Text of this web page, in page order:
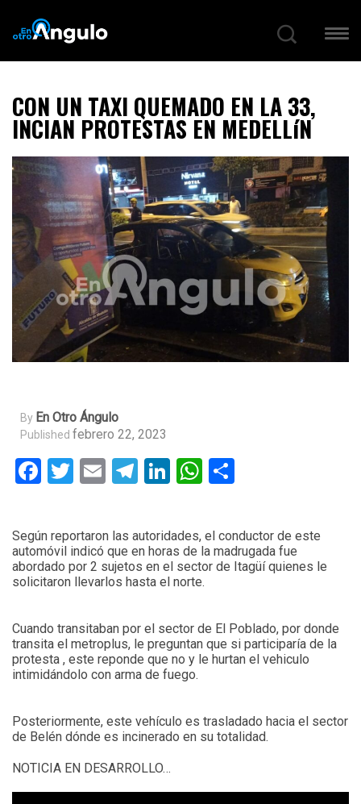
CON UN TAXI QUEMADO EN LA 33,
INCIAN PROTESTAS EN MEDELLíN
By En Otro Ángulo
Published febrero 22, 2023
Facebook
Twitter
EmailTelegram
LinkedIn
WhatsApp
Según reportaron las autoridades, el conductor de este
automóvil indicó que en horas de la madrugada fue
abordado por 2 sujetos en el sector de Itagüí quienes le
solicitaron llevarlos hasta el norte.
Cuando transitaban por el sector de El Poblado, por donde
transita el metroplus, le preguntan que si participaría de la
protesta , este reponde que no y le hurtan el vehiculo
intimidándolo con arma de fuego.
Posteriormente, este vehículo es trasladado hacia el sector
de Belén dónde es incinerado en su totalidad.
NOTICIA EN DESARROLLO…